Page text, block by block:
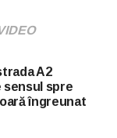
A2
sensul spre
îngreunat